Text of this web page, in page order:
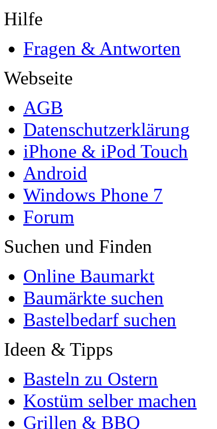
Hilfe
Fragen & Antworten
Webseite
AGB
Datenschutzerklärung
iPhone & iPod Touch
Android
Windows Phone 7
Forum
Suchen und Finden
Online Baumarkt
Baumärkte suchen
Bastelbedarf suchen
Ideen & Tipps
Basteln zu Ostern
Kostüm selber machen
Grillen & BBQ